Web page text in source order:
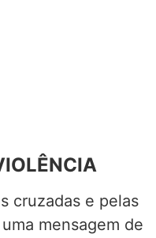
cruzadas e pelas
mensagem de